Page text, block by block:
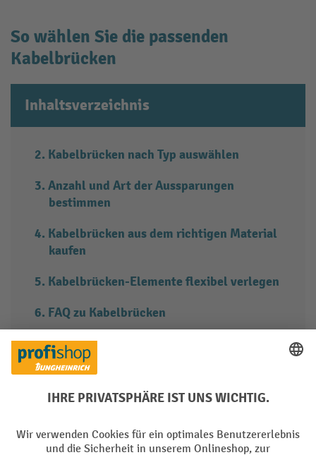
So wählen Sie die passenden
Kabelbrücken
Inhaltsverzeichnis
Kabelbrücken nach Typ auswählen
Anzahl und Art der Aussparungen
bestimmen
Kabelbrücken aus dem richtigen Material
kaufen
Kabelbrücken-Elemente flexibel verlegen
FAQ zu Kabelbrücken
Liegen Kabel oder Leitungen lose und ungeschützt auf dem
beschädigt oder zu Stolperfallen für Passanten werden.
ideal: Sie schützen Leitungen und Schläuche in Innen- und